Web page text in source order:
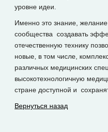
уровне идеи.
Именно это знание,
сообщества создавать
отечественную технику
новые, в том числе,
различных медицинских
высокотехнологичную
стране доступной и
Вернуться назад